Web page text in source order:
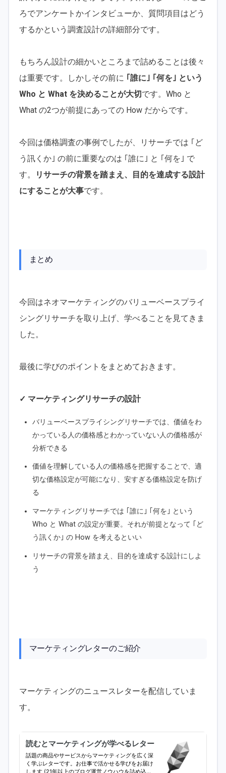
ろでアンケートかインタビューか、質問項目はどう
するかという調査設計の詳細部分です。
もちろん設計の細かいところまで詰めることは後々
は重要です。しかしその前に ｢誰に｣ ｢何を｣ という
Who と What を決めることが大切 です。Who と
What の2つが前提にあっての How だからです。
今回は価格調査の事例でしたが、リサーチでは ｢ど
う訊くか｣ の前に重要なのは ｢誰に｣ と ｢何を｣ で
す。
リサーチの背景を踏まえ、目的を達成する設計
にすることが大事です。
まとめ
今回はネオマーケティングのバリューベースプライ
シングリサーチを取り上げ、学べることを見てきま
した。
最後に学びのポイントをまとめておきます。
✓ マーケティングリサーチの設計
バリューベースプライシングリサーチでは、価値をわ
かっている人の価格感とわかっていない人の価格感が
分析できる
価値を理解している人の価格感を把握することで、適
切な価格設定が可能になり、安すぎる価格設定を防げ
る
マーケティングリサーチでは ｢誰に｣ ｢何を｣ という
Who と What の設定が重要。それが前提となって ｢ど
う訊くか｣ の How を考えるといい
リサーチの背景を踏まえ、目的を達成する設計にしよ
う
マーケティングレターのご紹介
マーケティングのニュースレターを配信していま
す。